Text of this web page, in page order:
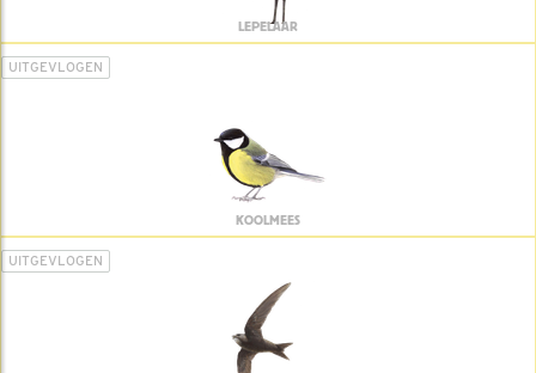
LEPELAAR
UITGEVLOGEN
KOOLMEES
UITGEVLOGEN